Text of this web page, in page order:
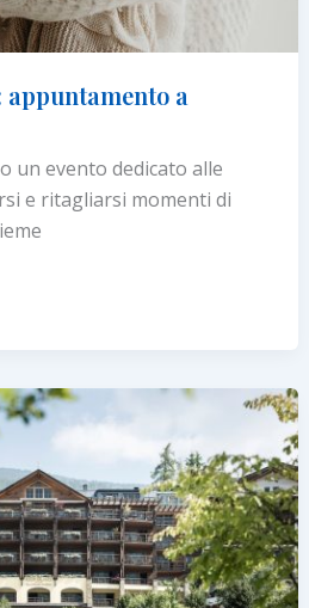
appuntamento a
un evento dedicato alle
e ritagliarsi momenti di